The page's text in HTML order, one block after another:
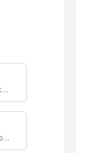
Transformez votre activité avec une boutique en ligne, accessible à l'échelle mondiale 24/7.
Attirez des clients ciblés rapidement avec des campagnes publicitaires payantes optimisées pour vos objectifs.